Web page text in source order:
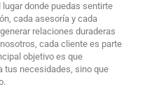
donde puedas sentirte
cada asesoría y cada
relaciones duraderas
cada cliente es parte
objetivo es que
tus necesidades, sino que